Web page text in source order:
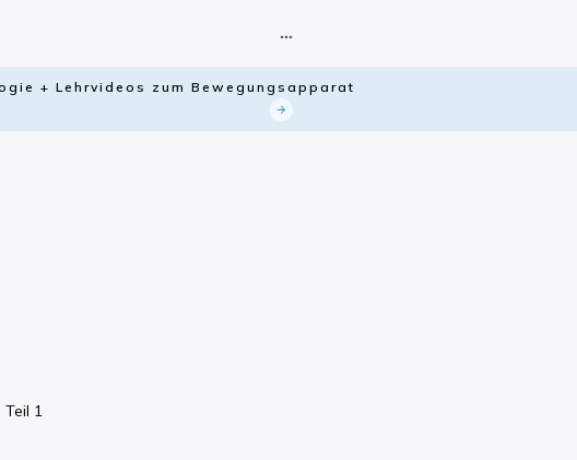
+ Lehrvideos zum Bewegungsapparat
1